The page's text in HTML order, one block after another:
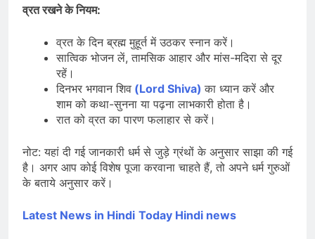
व्रत रखने के नियम:
व्रत के दिन ब्रह्म मुहूर्त में उठकर स्नान करें।
सात्विक भोजन लें, तामसिक आहार और मांस-मदिरा से दूर
रहें।
दिनभर भगवान शिव (Lord Shiva)का ध्यान करें और
शाम को कथा-सुनना या पढ़ना लाभकारी होता है।
रात को व्रत का पारण फलाहार से करें।
नोट: यहां दी गई जानकारी धर्म से जुड़े ग्रंथों के अनुसार साझा की गई
है। अगर आप कोई विशेष पूजा करवाना चाहते हैं, तो अपने धर्म गुरुओं
के बताये अनुसार करें।
Latest News in Hindi Today Hindi news